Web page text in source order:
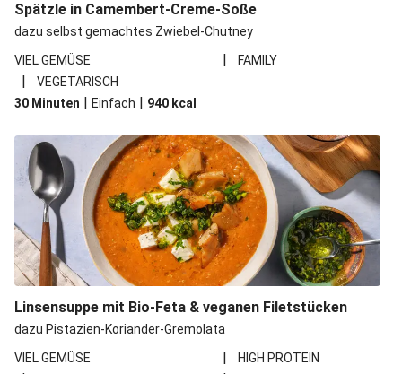
Spätzle in Camembert-Creme-Soße
dazu selbst gemachtes Zwiebel-Chutney
VIEL GEMÜSE
| FAMILY
|
VEGETARISCH
30 Minuten | Einfach | 940 kcal
Linsensuppe mit Bio-Feta & veganen Filetstücken
dazu Pistazien-Koriander-Gremolata
VIEL GEMÜSE
| HIGH PROTEIN